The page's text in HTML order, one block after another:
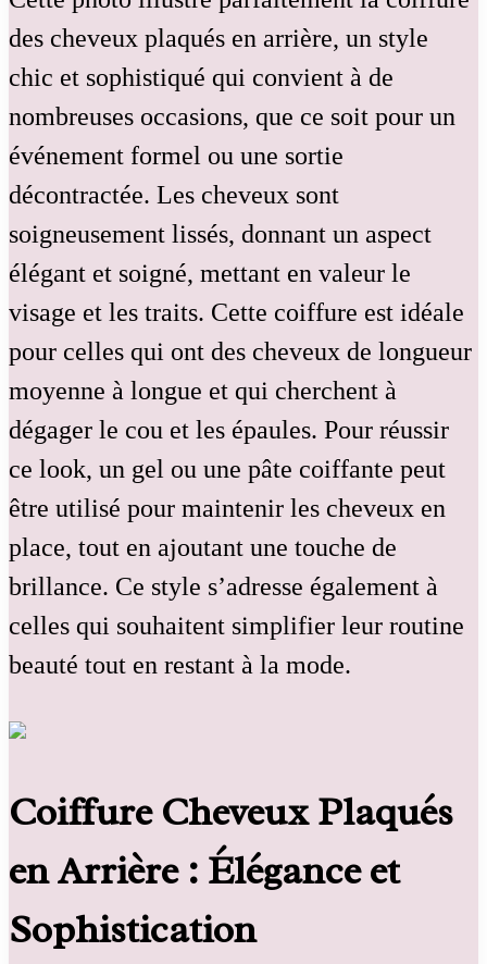
des cheveux plaqués en arrière, un style
chic et sophistiqué qui convient à de
nombreuses occasions, que ce soit pour un
événement formel ou une sortie
décontractée. Les cheveux sont
soigneusement lissés, donnant un aspect
élégant et soigné, mettant en valeur le
visage et les traits. Cette coiffure est idéale
pour celles qui ont des cheveux de longueur
moyenne à longue et qui cherchent à
dégager le cou et les épaules. Pour réussir
ce look, un gel ou une pâte coiffante peut
être utilisé pour maintenir les cheveux en
place, tout en ajoutant une touche de
brillance. Ce style s’adresse également à
celles qui souhaitent simplifier leur routine
beauté tout en restant à la mode.
Coiffure Cheveux Plaqués
en Arrière : Élégance et
Sophistication